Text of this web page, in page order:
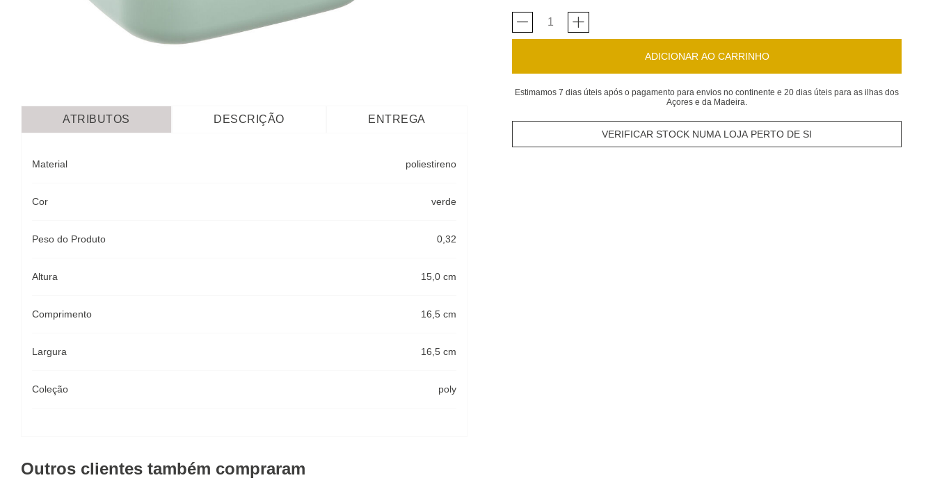
ADICIONAR AO CARRINHO
Estimamos 7 dias úteis após o pagamento para envios no continente e 20 dias úteis para as ilhas dos
Açores e da Madeira.
VERIFICAR STOCK NUMA LOJA PERTO DE SI
ATRIBUTOS DESCRIÇÃO ENTREGA
Material poliestireno
Cor verde
Peso do Produto 0,32
Altura 15,0 cm
Comprimento 16,5 cm
Largura 16,5 cm
Coleção poly
Outros clientes também compraram